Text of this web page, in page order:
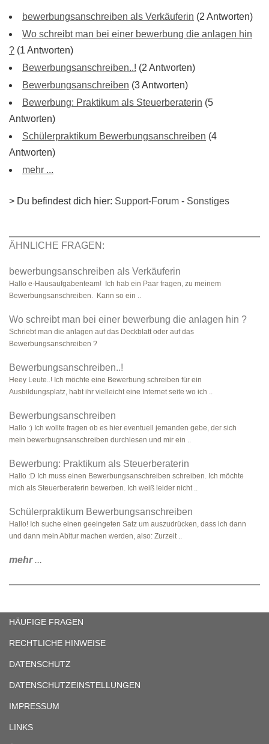
bewerbungsanschreiben als Verkäuferin (2 Antworten)
Wo schreibt man bei einer bewerbung die anlagen hin
? (1 Antworten)
Bewerbungsanschreiben..! (2 Antworten)
Bewerbungsanschreiben (3 Antworten)
Bewerbung: Praktikum als Steuerberaterin (5
Antworten)
Schülerpraktikum Bewerbungsanschreiben (4
Antworten)
mehr ...
> Du befindest dich hier: Support-Forum - Sonstiges
ÄHNLICHE FRAGEN:
bewerbungsanschreiben als Verkäuferin
Hallo e-Hausaufgabenteam! Ich hab ein Paar fragen, zu meinem
Bewerbungsanschreiben. Kann so ein ..
Wo schreibt man bei einer bewerbung die anlagen hin ?
Schriebt man die anlagen auf das Deckblatt oder auf das
Bewerbungsanschreiben ?
Bewerbungsanschreiben..!
Heey Leute..! Ich möchte eine Bewerbung schreiben für ein
Ausbildungsplatz, habt ihr vielleicht eine Internet seite wo ich ..
Bewerbungsanschreiben
Hallo :) Ich wollte fragen ob es hier eventuell jemanden gebe, der sich
mein bewerbugnsanschreiben durchlesen und mir ein ..
Bewerbung: Praktikum als Steuerberaterin
Hallo :D Ich muss einen Bewerbungsanschreiben schreiben. Ich möchte
mich als Steuerberaterin bewerben. Ich weiß leider nicht ..
Schülerpraktikum Bewerbungsanschreiben
Hallo! Ich suche einen geeingeten Satz um auszudrücken, dass ich dann
und dann mein Abitur machen werden, also: Zurzeit ..
mehr...
HÄUFIGE FRAGEN
RECHTLICHE HINWEISE
DATENSCHUTZ
DATENSCHUTZEINSTELLUNGEN
IMPRESSUM
LINKS